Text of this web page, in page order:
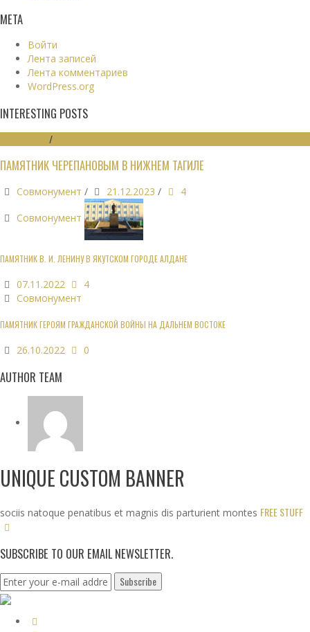
МЕТА
Войти
Лента записей
Лента комментариев
WordPress.org
INTERESTING POSTS
/
ПАМЯТНИК ЧЕРЕПАНОВЫМ В НИЖНЕМ ТАГИЛЕ
Совмонумент / 21.12.2023 / 4
Совмонумент
ПАМЯТНИК В. И. ЛЕНИНУ В ЯКУТСКОМ ГОРОДЕ АЛДАНЕ
07.11.2022
4
Совмонумент
ПАМЯТНИК ГЕРОЯМ ГРАЖДАНСКОЙ ВОЙНЫ НА ДАЛЬНЕМ ВОСТОКЕ
26.10.2022 0
AUTHOR TEAM
UNIQUE CUSTOM BANNER
sociis natoque penatibus et magnis dis parturient montes FREE STUFF
SUBSCRIBE TO OUR EMAIL NEWSLETTER.